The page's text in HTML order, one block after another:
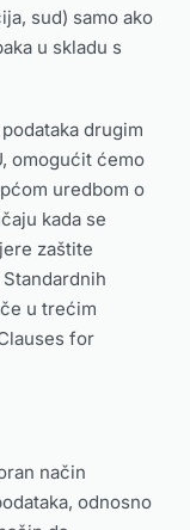
sud) samo ako
u skladu s
drugim
omogućit ćemo
uredbom o
kada se
zaštite
u trećim
for
način
odnosno